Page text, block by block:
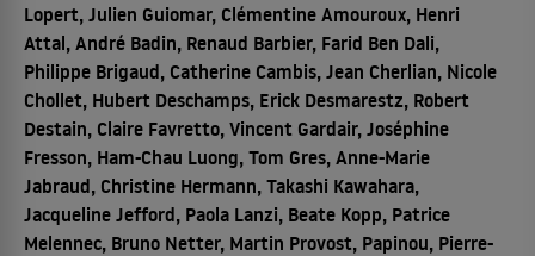
Lopert, Julien Guiomar, Clémentine Amouroux, Henri
Attal, André Badin, Renaud Barbier, Farid Ben Dali,
Philippe Brigaud, Catherine Cambis, Jean Cherlian, Nicole
Chollet, Hubert Deschamps, Erick Desmarestz, Robert
Destain, Claire Favretto, Vincent Gardair, Joséphine
Fresson, Ham-Chau Luong, Tom Gres, Anne-Marie
Jabraud, Christine Hermann, Takashi Kawahara,
Jacqueline Jefford, Paola Lanzi, Beate Kopp, Patrice
Melennec, Bruno Netter, Martin Provost, Papinou, Pierre-